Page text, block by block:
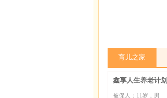
育儿之家
鑫享人生养老计划
被保人：11岁，男